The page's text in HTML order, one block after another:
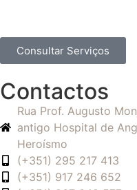
Consultar Serviços
Contactos
Rua Prof. Augusto
antigo Hospital de
Heroísmo
(+351) 295 217 413
(+351) 917 246 652